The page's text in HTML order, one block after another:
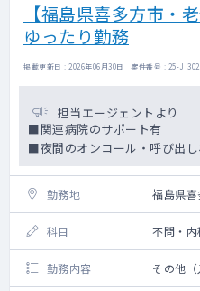
【福島県喜多方市・
ゆったり勤務
掲載更新日 : 2026年06月30日 案件番号 : 25-
担当エージェントより
■関連病院のサポート有
■夜間のオンコール・呼び出し
勤務地 福島県
科目 不問・内
勤務内容 その他